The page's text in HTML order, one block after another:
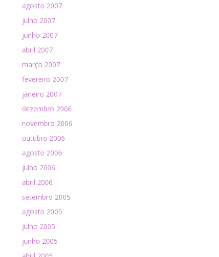
agosto 2007
julho 2007
junho 2007
abril 2007
março 2007
fevereiro 2007
janeiro 2007
dezembro 2006
novembro 2006
outubro 2006
agosto 2006
julho 2006
abril 2006
setembro 2005
agosto 2005
julho 2005
junho 2005